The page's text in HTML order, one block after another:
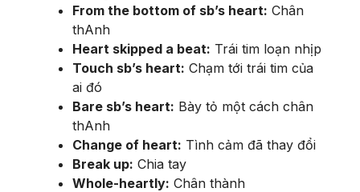
From the bottom of sb’s heart: Chân
thAnh
Heart skipped a beat: Trái tim loạn nhịp
Touch sb’s heart: Chạm tới trái tim của
ai đó
Bare sb’s heart: Bày tỏ một cách chân
thAnh
Change of heart: Tình cảm đã thay đổi
Break up: Chia tay
Whole-heartly: Chân thành